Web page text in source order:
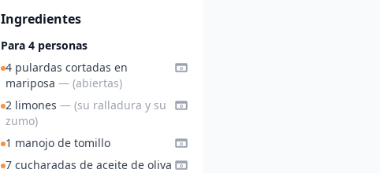
Ingredientes
Para 4 personas
4 pulardas cortadas en
mariposa — (abiertas)
2 limones — (su ralladura y su
zumo)
1 manojo de tomillo
7 cucharadas de aceite de oliva